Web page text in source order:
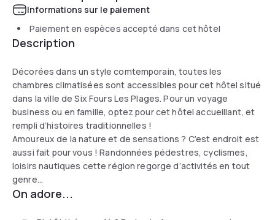
Informations sur le paiement
Paiement en espèces accepté dans cet hôtel
Description
Décorées dans un style comtemporain, toutes les
chambres climatisées sont accessibles pour cet hôtel situé
dans la ville de Six Fours Les Plages. Pour un voyage
business ou en famille, optez pour cet hôtel accueillant, et
rempli d’histoires traditionnelles !
Amoureux de la nature et de sensations ? C’est endroit est
aussi fait pour vous ! Randonnées pédestres, cyclismes,
loisirs nautiques cette région regorge d’activités en tout
genre…
On adore...